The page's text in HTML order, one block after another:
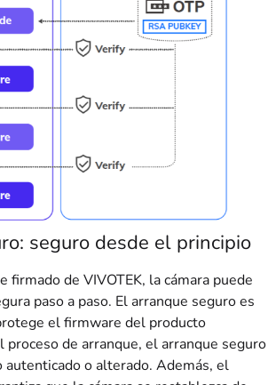
seguro desde el principio
de VIVOTEK, la cámara puede
paso a paso. El arranque seguro es
el firmware del producto
proceso de arranque, el arranque seguro
autenticado o alterado. Además, el